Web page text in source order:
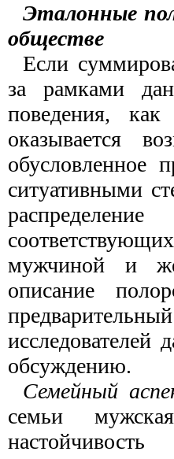
Эталонные
обществе
Если
за рамками
поведения,
оказывается
обусловленное
ситуативными
мужчиной и
описание
исследователей
обсуждению.
Семейный
семьи